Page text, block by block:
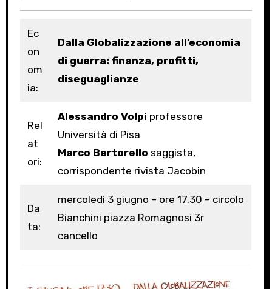
Ec
on
om
ia:
Dalla Globalizzazione all’economia
di guerra: finanza, profitti,
diseguaglianze
Rel
at
ori:
Alessandro Volpi professore
Università di Pisa
Marco Bertorello saggista,
corrispondente rivista Jacobin
Da
ta:
mercoledì 3 giugno – ore 17.30 – circolo
Bianchini piazza Romagnosi 3r
cancello